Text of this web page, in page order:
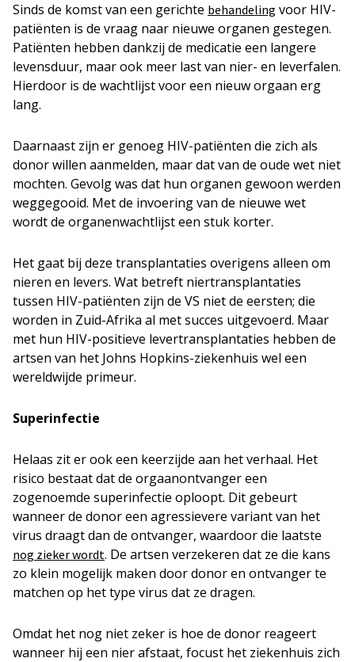
Sinds de komst van een gerichte behandeling voor HIV-
patiënten is de vraag naar nieuwe organen gestegen.
Patiënten hebben dankzij de medicatie een langere
levensduur, maar ook meer last van nier- en leverfalen.
Hierdoor is de wachtlijst voor een nieuw orgaan erg
lang.
Daarnaast zijn er genoeg HIV-patiënten die zich als
donor willen aanmelden, maar dat van de oude wet niet
mochten. Gevolg was dat hun organen gewoon werden
weggegooid. Met de invoering van de nieuwe wet
wordt de organenwachtlijst een stuk korter.
Het gaat bij deze transplantaties overigens alleen om
nieren en levers. Wat betreft niertransplantaties
tussen HIV-patiënten zijn de VS niet de eersten; die
worden in Zuid-Afrika al met succes uitgevoerd. Maar
met hun HIV-positieve levertransplantaties hebben de
artsen van het Johns Hopkins-ziekenhuis wel een
wereldwijde primeur.
Superinfectie
Helaas zit er ook een keerzijde aan het verhaal. Het
risico bestaat dat de orgaanontvanger een
zogenoemde superinfectie oploopt. Dit gebeurt
wanneer de donor een agressievere variant van het
virus draagt dan de ontvanger, waardoor die laatste
nog zieker wordt. De artsen verzekeren dat ze die kans
zo klein mogelijk maken door donor en ontvanger te
matchen op het type virus dat ze dragen.
Omdat het nog niet zeker is hoe de donor reageert
wanneer hij een nier afstaat, focust het ziekenhuis zich